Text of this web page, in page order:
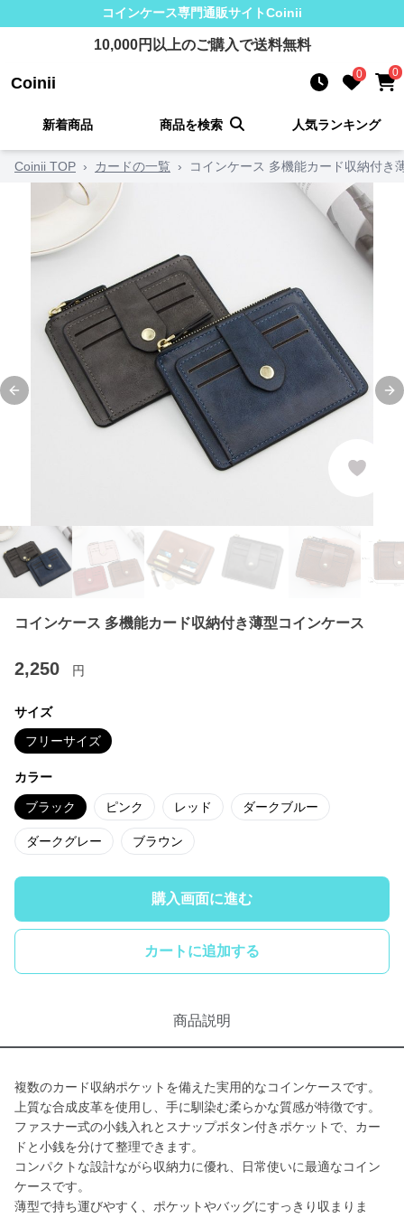
コインケース専門通販サイトCoinii
10,000円以上のご購入で送料無料
Coinii 0 0
新着商品 商品を検索 人気ランキング
Coinii TOP › カードの一覧 › コインケース 多機能カード収納付き
Previous slide
コインケース 多機能カード収納付き薄型コインケース
2,250 円
サイズ
フリーサイズ
カラー
ブラック ピンク レッド ダークブルー
ダークグレー ブラウン
購入画面に進む
カートに追加する
商品説明
複数のカード収納ポケットを備えた実用的なコインケースです。
上質な合成皮革を使用し、手に馴染む柔らかな質感が特徴です。
ファスナー式の小銭入れとスナップボタン付きポケットで、カー
ドと小銭を分けて整理できます。
コンパクトな設計ながら収納力に優れ、日常使いに最適なコイン
ケースです。
薄型で持ち運びやすく、ポケットやバッグにすっきり収まりま